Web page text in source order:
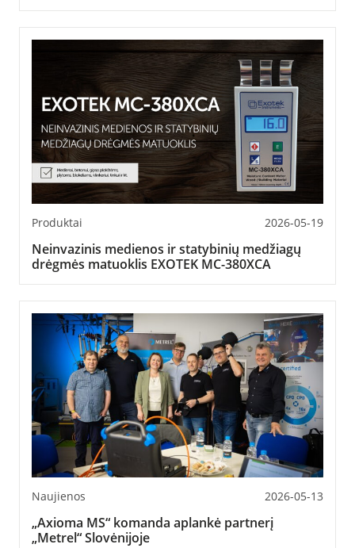
Produktai 2026-05-19
Neinvazinis medienos ir statybinių medžiagų
drėgmės matuoklis EXOTEK MC-380XCA
Naujienos 2026-05-13
„Axioma MS“ komanda aplankė partnerį
„Metrel“ Slovėnijoje